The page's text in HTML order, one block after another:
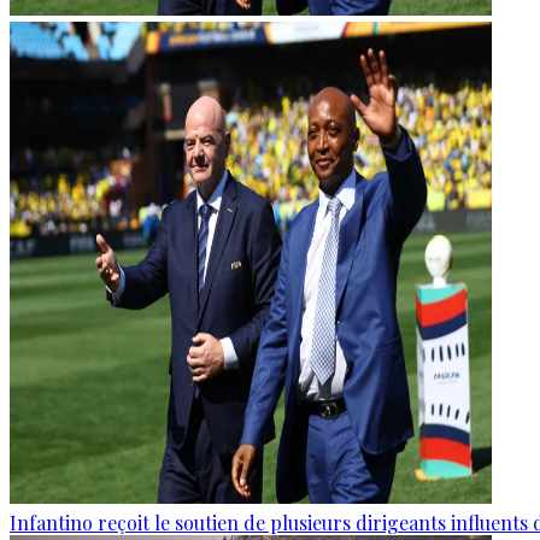
Infantino reçoit le soutien de plusieurs dirigeants influents